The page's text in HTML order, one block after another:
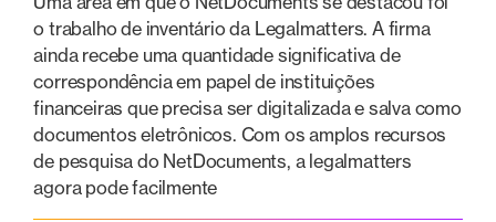
o trabalho de inventário da Legalmatters. A firma
ainda recebe uma quantidade significativa de
correspondência em papel de instituições
financeiras que precisa ser digitalizada e salva como
documentos eletrônicos. Com os amplos recursos
de pesquisa do NetDocuments, a legalmatters
agora pode facilmente